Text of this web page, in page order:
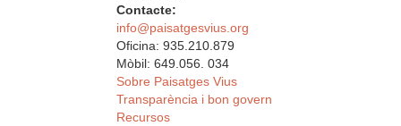
Contacte:
info@paisatgesvius.org
Oficina: 935.210.879
Mòbil: 649.056. 034
Sobre Paisatges Vius
Transparència i bon govern
Recursos